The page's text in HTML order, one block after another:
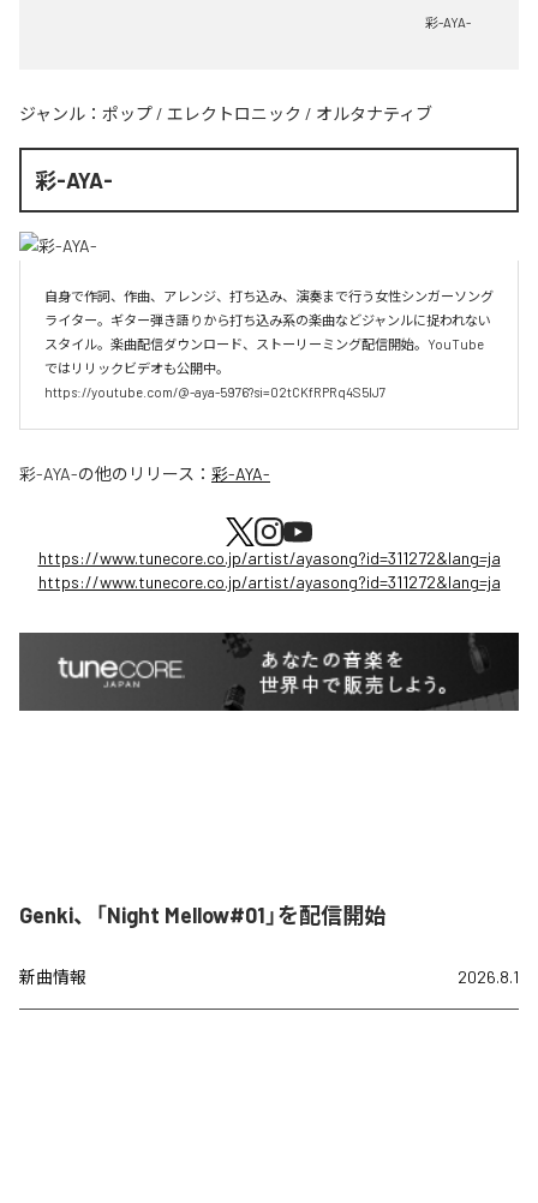
彩-AYA-
ジャンル： ポップ / エレクトロニック / オルタナティブ
彩-AYA-
自身で作詞、作曲、アレンジ、打ち込み、演奏まで行う女性シンガーソング
ライター。ギター弾き語りから打ち込み系の楽曲などジャンルに捉われない
スタイル。楽曲配信ダウンロード、ストーリーミング配信開始。YouTube
ではリリックビデオも公開中。
https://youtube.com/@-aya-5976?si=02tCKfRPRq4S5lJ7
彩-AYA-の他のリリース： 彩-AYA-
https://www.tunecore.co.jp/artist/ayasong?id=311272&lang=ja
https://www.tunecore.co.jp/artist/ayasong?id=311272&lang=ja
Genki、「Night Mellow#01」を配信開始
新曲情報 2026.8.1